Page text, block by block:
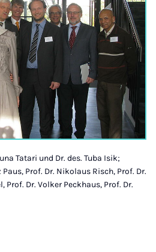
Tatari und Dr. des. Tuba Isik;
Prof. Dr. Nikolaus Risch, Prof. Dr.
Prof. Dr. Volker Peckhaus, Prof. Dr.